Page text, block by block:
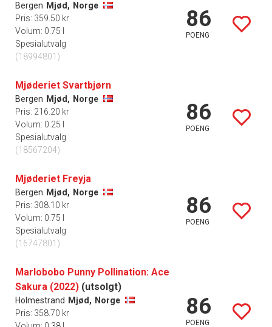
Bergen Mjød, Norge
Pris: 359.50 kr
Volum: 0.75 l
Spesialutvalg
(18994801)
86
POENG
Mjøderiet Svartbjørn
Bergen Mjød, Norge
Pris: 216.20 kr
Volum: 0.25 l
Spesialutvalg
(18567204)
86
POENG
Mjøderiet Freyja
Bergen Mjød, Norge
Pris: 308.10 kr
Volum: 0.75 l
Spesialutvalg
(16747801)
86
POENG
Marlobobo Punny Pollination: Ace
Sakura (2022) (utsolgt)
Holmestrand Mjød, Norge
Pris: 358.70 kr
86
POENG